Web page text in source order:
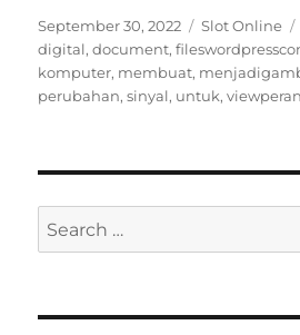
Posted
on
September 30, 2022 Categories
Slot Online
digital,document,
komputer, membuat,
perubahan,sinyal, untuk,
Search
for: